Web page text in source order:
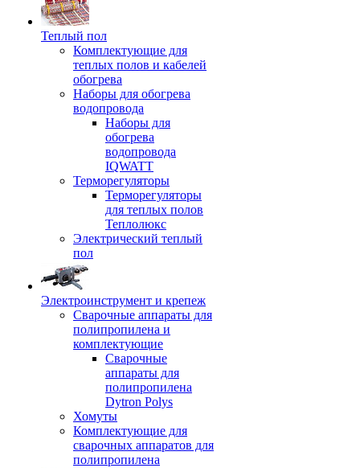
Теплый пол
Комплектующие для
теплых полов и кабелей
обогрева
Наборы для обогрева
водопровода
Наборы для
обогрева
водопровода
IQWATT
Терморегуляторы
Терморегуляторы
для теплых полов
Теплолюкс
Электрический теплый
пол
Электроинструмент и крепеж
Сварочные аппараты для
полипропилена и
комплектующие
Сварочные
аппараты для
полипропилена
Dytron Polys
Хомуты
Комплектующие для
сварочных аппаратов для
полипропилена